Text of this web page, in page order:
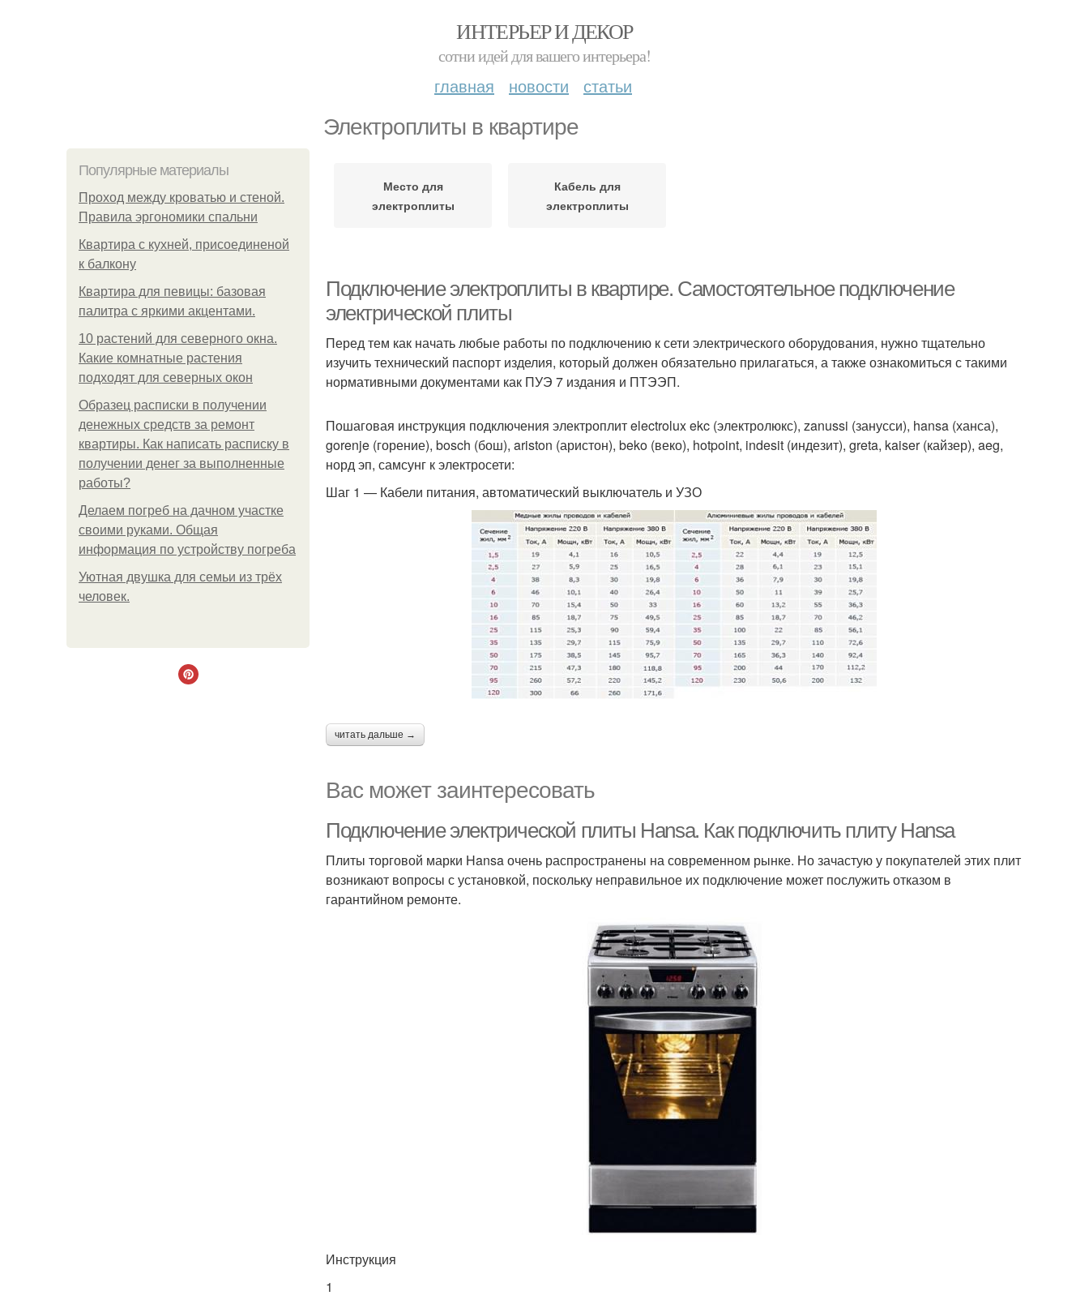
ИНТЕРЬЕР И ДЕКОР
сотни идей для вашего интерьера!
главная новости статьи
Электроплиты в квартире
Популярные материалы
Проход между кроватью и стеной.
Правила эргономики спальни
Квартира с кухней, присоединеной
к балкону
Квартира для певицы: базовая
палитра с яркими акцентами.
10 растений для северного окна.
Какие комнатные растения
подходят для северных окон
Образец расписки в получении
денежных средств за ремонт
квартиры. Как написать расписку в
получении денег за выполненные
работы?
Делаем погреб на дачном участке
своими руками. Общая
информация по устройству погреба
Уютная двушка для семьи из трёх
человек.
Место для
электроплиты
Кабель для
электроплиты
Подключение электроплиты в квартире. Самостоятельное подключение
электрической плиты
Перед тем как начать любые работы по подключению к сети электрического оборудования, нужно тщательно
изучить технический паспорт изделия, который должен обязательно прилагаться, а также ознакомиться с такими
нормативными документами как ПУЭ 7 издания и ПТЭЭП.
Пошаговая инструкция подключения электроплит electrolux ekc (электролюкс), zanussi (занусси), hansa (ханса),
gorenje (горение), bosch (бош), ariston (аристон), beko (веко), hotpoint, indesit (индезит), greta, kaiser (кайзер), aeg,
норд эп, самсунг к электросети:
Шаг 1 — Кабели питания, автоматический выключатель и УЗО
читать дальше →
Вас может заинтересовать
Подключение электрической плиты Hansa. Как подключить плиту Hansa
Плиты торговой марки Hansa очень распространены на современном рынке. Но зачастую у покупателей этих плит
возникают вопросы с установкой, поскольку неправильное их подключение может послужить отказом в
гарантийном ремонте.
Инструкция
1